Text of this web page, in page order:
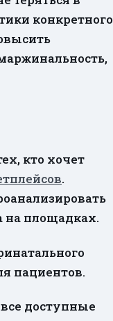
конкретного
кто хочет
.
на площадках.
пациентов.
доступные